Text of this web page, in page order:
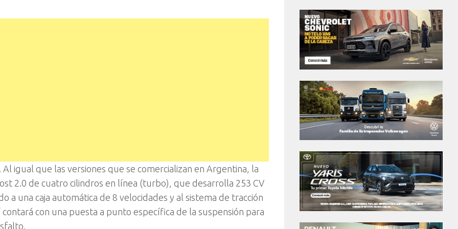
igual que las versiones que se comercializan en Argentina, la
2.0 de cuatro cilindros en línea (turbo), que desarrolla 253 CV
a una caja automática de 8 velocidades y al sistema de tracción
con una puesta a punto específica de la suspensión para